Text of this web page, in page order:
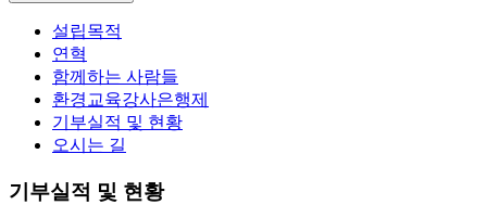
설립목적
연혁
함께하는 사람들
환경교육강사은행제
기부실적 및 현황
오시는 길
기부실적 및 현황